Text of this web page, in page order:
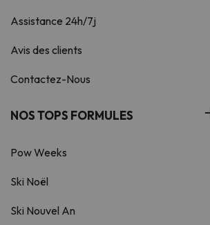
Assistance 24h/7j
Avis des clients
Contactez-Nous
NOS TOPS FORMULES
Pow Weeks
Ski Noël
Ski Nouvel An